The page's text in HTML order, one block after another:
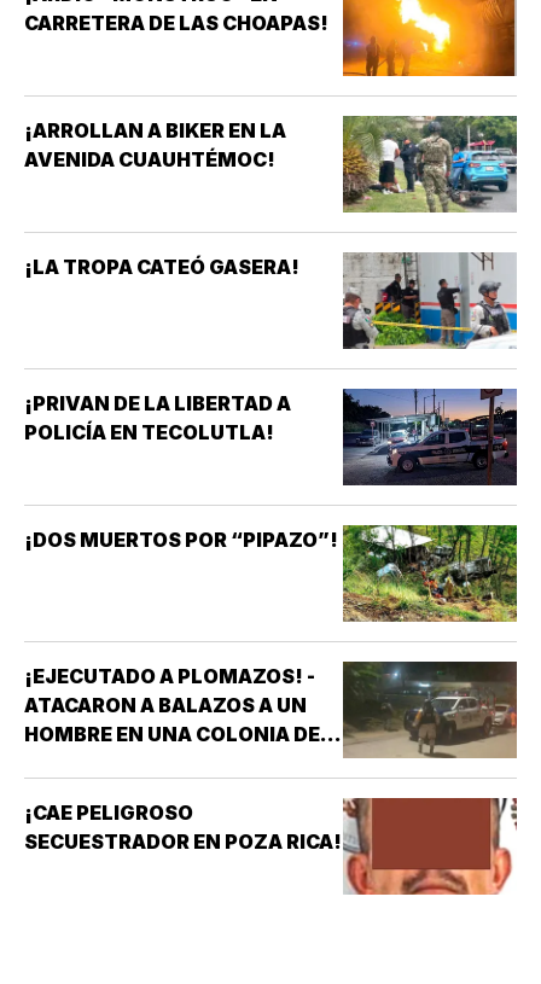
CARRETERA DE LAS CHOAPAS!
¡ARROLLAN A BIKER EN LA
AVENIDA CUAUHTÉMOC!
¡LA TROPA CATEÓ GASERA!
¡PRIVAN DE LA LIBERTAD A
POLICÍA EN TECOLUTLA!
¡DOS MUERTOS POR “PIPAZO”!
¡EJECUTADO A PLOMAZOS! -
ATACARON A BALAZOS A UN
HOMBRE EN UNA COLONIA DE
¡CAE PELIGROSO
SECUESTRADOR EN POZA RICA!